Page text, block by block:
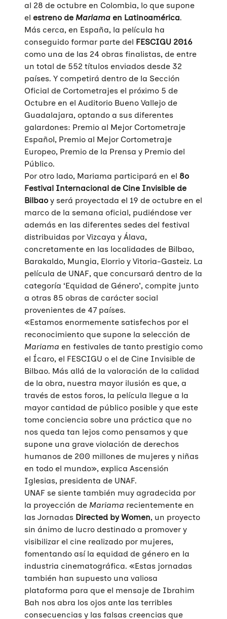
al 28 de octubre en Colombia, lo que supone
el estreno de Mariama en Latinoamérica.
Más cerca, en España, la película ha
conseguido formar parte del FESCIGU 2016
como una de las 24 obras finalistas, de entre
un total de 552 títulos enviados desde 32
países. Y competirá dentro de la Sección
Oficial de Cortometrajes el próximo 5 de
Octubre en el Auditorio Bueno Vallejo de
Guadalajara, optando a sus diferentes
galardones: Premio al Mejor Cortometraje
Español, Premio al Mejor Cortometraje
Europeo, Premio de la Prensa y Premio del
Público.
Por otro lado, Mariama participará en el 8º
Festival Internacional de Cine Invisible de
Bilbao y será proyectada el 19 de octubre en el
marco de la semana oficial, pudiéndose ver
además en las diferentes sedes del festival
distribuidas por Vizcaya y Álava,
concretamente en las localidades de Bilbao,
Barakaldo, Mungia, Elorrio y Vitoria-Gasteiz. La
película de UNAF, que concursará dentro de la
categoría ‘Equidad de Género’, compite junto
a otras 85 obras de carácter social
provenientes de 47 países.
«Estamos enormemente satisfechos por el
reconocimiento que supone la selección de
Mariama en festivales de tanto prestigio como
el Ícaro, el FESCIGU o el de Cine Invisible de
Bilbao. Más allá de la valoración de la calidad
de la obra, nuestra mayor ilusión es que, a
través de estos foros, la película llegue a la
mayor cantidad de público posible y que este
tome conciencia sobre una práctica que no
nos queda tan lejos como pensamos y que
supone una grave violación de derechos
humanos de 200 millones de mujeres y niñas
en todo el mundo», explica Ascensión
Iglesias, presidenta de UNAF.
UNAF se siente también muy agradecida por
la proyección de Mariama recientemente en
las Jornadas Directed by Women, un proyecto
sin ánimo de lucro destinado a promover y
visibilizar el cine realizado por mujeres,
fomentando así la equidad de género en la
industria cinematográfica. «Estas jornadas
también han supuesto una valiosa
plataforma para que el mensaje de Ibrahim
Bah nos abra los ojos ante las terribles
consecuencias y las falsas creencias que